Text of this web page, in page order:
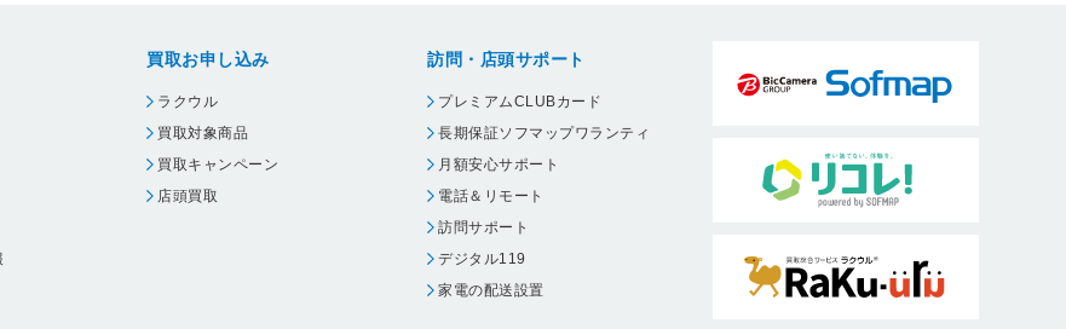
買取お申し込み
ラクウル
買取対象商品
買取キャンペーン
店頭買取
訪問・店頭サポート
プレミアムCLUBカード
長期保証ソフマップワランティ
月額安心サポート
電話＆リモート
訪問サポート
デジタル119
家電の配送設置